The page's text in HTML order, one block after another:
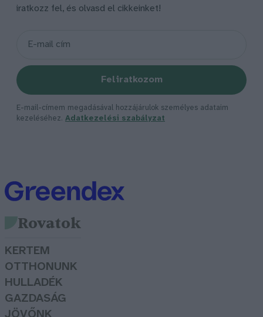
iratkozz fel, és olvasd el cikkeinket!
Feliratkozom
E-mail-címem megadásával hozzájárulok személyes adataim
kezeléséhez. Adatkezelési szabályzat
Rovatok
KERTEM
OTTHONUNK
HULLADÉK
GAZDASÁG
JÖVŐNK